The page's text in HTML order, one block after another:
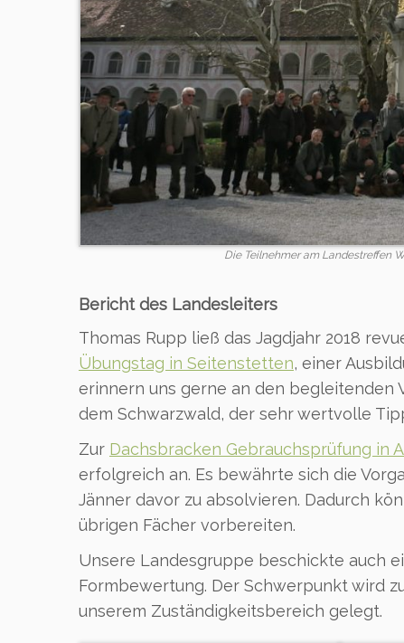
Die Teilnehmer am Landestreffen
Bericht des Landesleiters
Thomas Rupp ließ das Jagdjahr 2018
Übungstag in Seitenstetten, einer
erinnern uns gerne an den begleitenden
dem Schwarzwald, der sehr wertvolle
Zur Dachsbracken Gebrauchsprüfung in
erfolgreich an. Es bewährte sich die
Jänner davor zu absolvieren. Dadurch
übrigen Fächer vorbereiten.
Unsere Landesgruppe beschickte auch
Formbewertung. Der Schwerpunkt wird
unserem Zuständigkeitsbereich gelegt.